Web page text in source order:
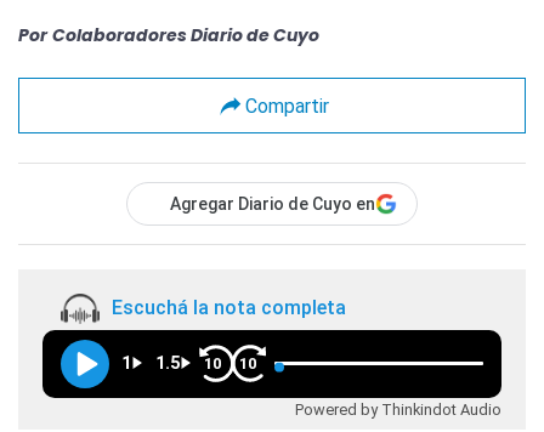
Por Colaboradores Diario de Cuyo
Compartir
Agregar Diario de Cuyo en
Escuchá la nota completa
1 1.5 10 10
Powered by Thinkindot Audio